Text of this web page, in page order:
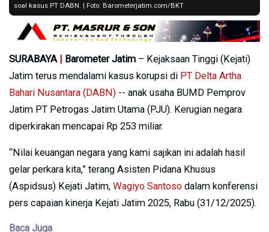
soal kasus PT DABN. | Foto: Barometerjatim.com/BKT
SURABAYA | Barometer Jatim – Kejaksaan Tinggi (Kejati)
Jatim terus mendalami kasus korupsi di PT Delta Artha
Bahari Nusantara (DABN) -- anak usaha BUMD Pemprov
Jatim PT Petrogas Jatim Utama (PJU). Kerugian negara
diperkirakan mencapai Rp 253 miliar.
“Nilai keuangan negara yang kami sajikan ini adalah hasil
gelar perkara kita,” terang Asisten Pidana Khusus
(Aspidsus) Kejati Jatim, Wagiyo Santoso dalam konferensi
pers capaian kinerja Kejati Jatim 2025, Rabu (31/12/2025).
Baca Juga